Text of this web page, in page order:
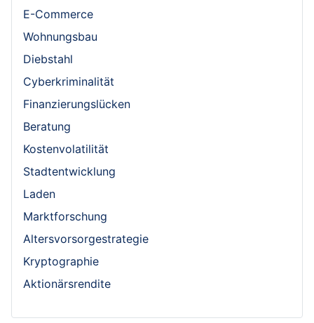
E-Commerce
Wohnungsbau
Diebstahl
Cyberkriminalität
Finanzierungslücken
Beratung
Kostenvolatilität
Stadtentwicklung
Laden
Marktforschung
Altersvorsorgestrategie
Kryptographie
Aktionärsrendite